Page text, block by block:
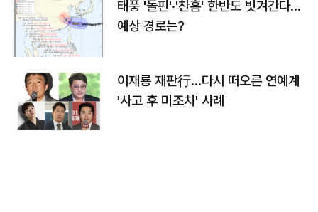
태풍 '돌핀'·'찬홈' 한반도 빗겨간다…
예상 경로는?
이재룡 재판行…다시 떠오른 연예계
'사고 후 미조치' 사례